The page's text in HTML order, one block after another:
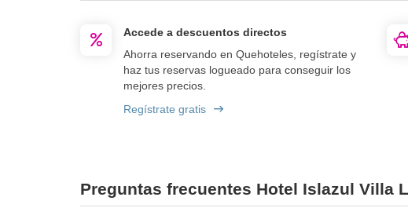
Accede a descuentos directos
Ahorra reservando en Quehoteles, regístrate y
haz tus reservas logueado para conseguir los
mejores precios.
Regístrate gratis
Preguntas frecuentes Hotel Islazul Villa